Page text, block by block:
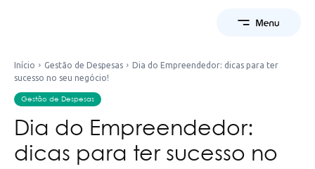
Início Gestão de Despesas
Dia do Empreendedor: dicas para ter
sucesso no seu negócio!
Gestão de Despesas
Dia do Empreendedor:
dicas para ter sucesso no